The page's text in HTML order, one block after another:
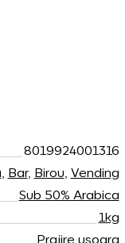
8019924001316
Bar, Birou Vending
Sub 50% Arabica
1kg
Prajire usoara